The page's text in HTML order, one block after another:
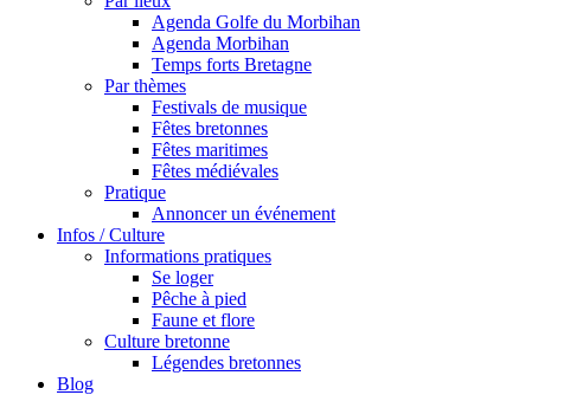
Agenda Golfe du Morbihan
Agenda Morbihan
Temps forts Bretagne
Par thèmes
Festivals de musique
Fêtes bretonnes
Fêtes maritimes
Fêtes médiévales
Pratique
Annoncer un événement
Infos / Culture
Informations pratiques
Se loger
Pêche à pied
Faune et flore
Culture bretonne
Légendes bretonnes
Blog